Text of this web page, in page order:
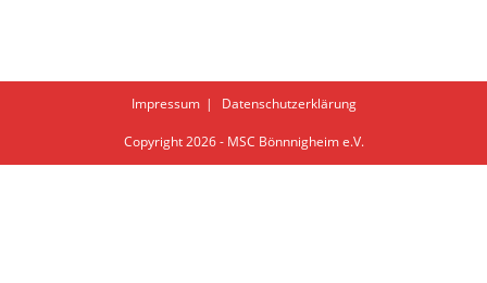
Impressum Datenschutzerklärung
Copyright 2026 - MSC Bönnnigheim e.V.